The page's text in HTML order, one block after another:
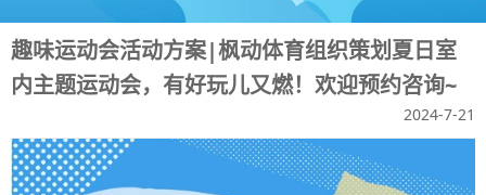
趣味运动会活动方案|枫动体育组织策划夏日室
内主题运动会，有好玩儿又燃！欢迎预约咨询~
2024-7-21